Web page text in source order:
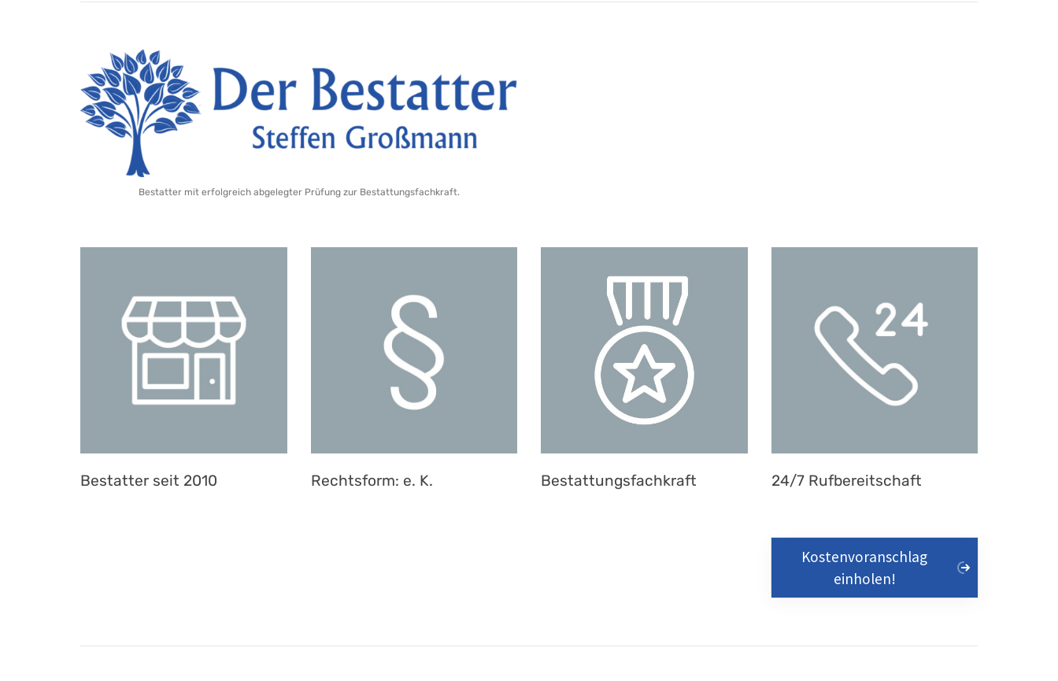
Bestatter mit erfolgreich abgelegter Prüfung zur Bestattungsfachkraft.
Bestatter seit 2010 Rechtsform: e. K. Bestattungsfachkraft 24/7 Rufbereitschaft
Kostenvoranschlag
einholen!